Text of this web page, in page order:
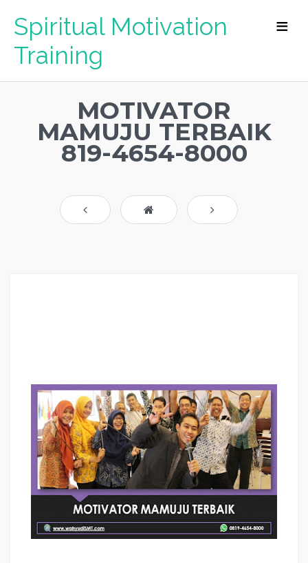
Spiritual Motivation
Training
MOTIVATOR
MAMUJU TERBAIK
819-4654-8000